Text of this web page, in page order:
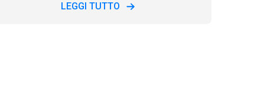
LEGGI TUTTO